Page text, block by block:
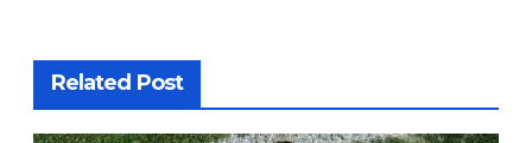
Related Post